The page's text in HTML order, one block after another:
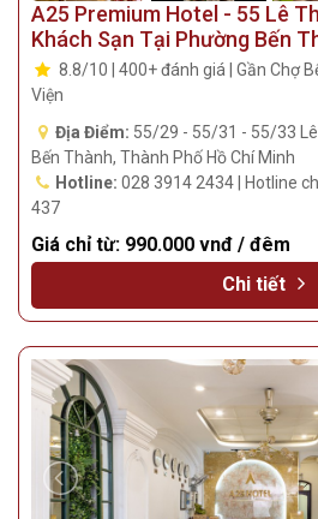
A25 Premium Hotel - 55 Lê
Khách Sạn Tại Phường Bến
8.8/10 | 400+ đánh giá | Gần Chợ
Viện
Địa Điểm: 55/29 - 55/31 - 55/33
Bến Thành, Thành Phố Hồ Chí Minh
Hotline: 028 3914 2434 | Hotline
437
Giá chỉ từ: 990.000 vnđ / đêm
Chi tiết